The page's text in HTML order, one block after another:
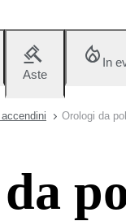
Aste
In
Orologi da